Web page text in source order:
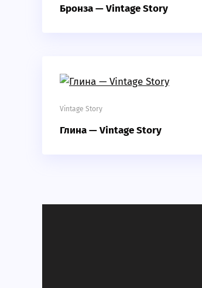
Бронза — Vintage Story
Vintage Story
Глина — Vintage Story